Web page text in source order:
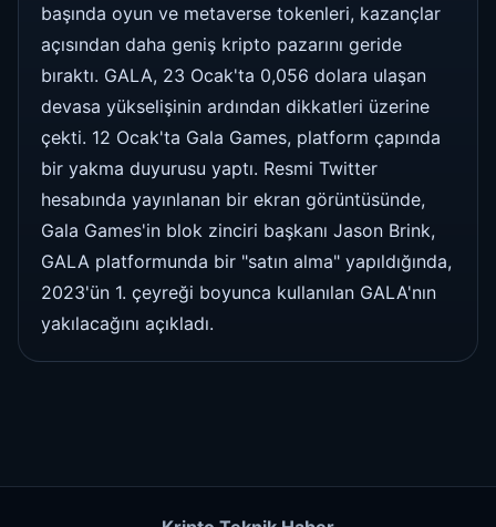
başında oyun ve metaverse tokenleri, kazançlar
açısından daha geniş kripto pazarını geride
bıraktı. GALA, 23 Ocak'ta 0,056 dolara ulaşan
devasa yükselişinin ardından dikkatleri üzerine
çekti. 12 Ocak'ta Gala Games, platform çapında
bir yakma duyurusu yaptı. Resmi Twitter
hesabında yayınlanan bir ekran görüntüsünde,
Gala Games'in blok zinciri başkanı Jason Brink,
GALA platformunda bir "satın alma" yapıldığında,
2023'ün 1. çeyreği boyunca kullanılan GALA'nın
yakılacağını açıkladı.